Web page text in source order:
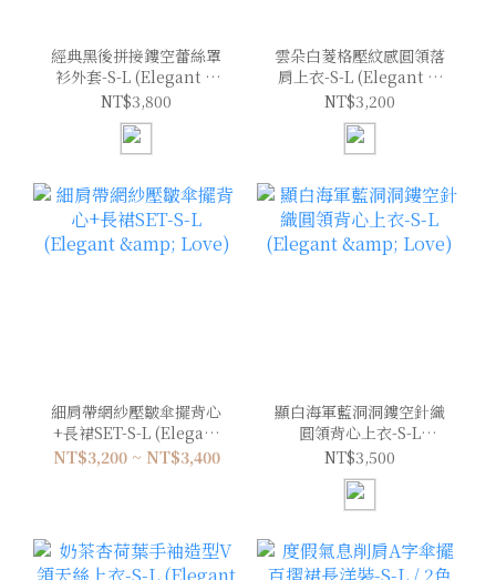
經典黑後拼接鏤空蕾絲罩
衫外套-S-L (Elegant &
Love)
NT$3,800
雲朵白菱格壓紋感圓領落
肩上衣-S-L (Elegant &
Love)
NT$3,200
細肩帶網紗壓皺傘擺背心
+長裙SET-S-L (Elegant
& Love)
NT$3,200 ~ NT$3,400
顯白海軍藍洞洞鏤空針織
圓領背心上衣-S-L
(Elegant & Love)
NT$3,500